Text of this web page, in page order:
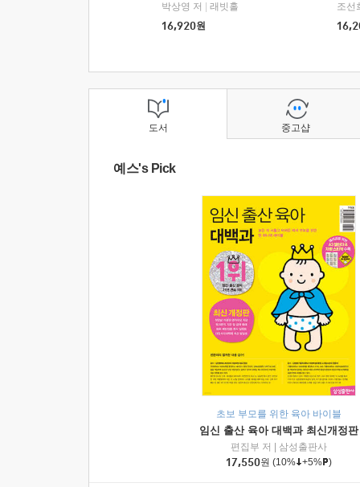
박상영 저
래빗홀
16,920원
조선
도서
예스's Pick
초보 부모를 위한 육아 바이블
임신 출산 육아 대백과 최신개정판
편집부 저
삼성출판사
17,550원 (10% +5% )
중고샵